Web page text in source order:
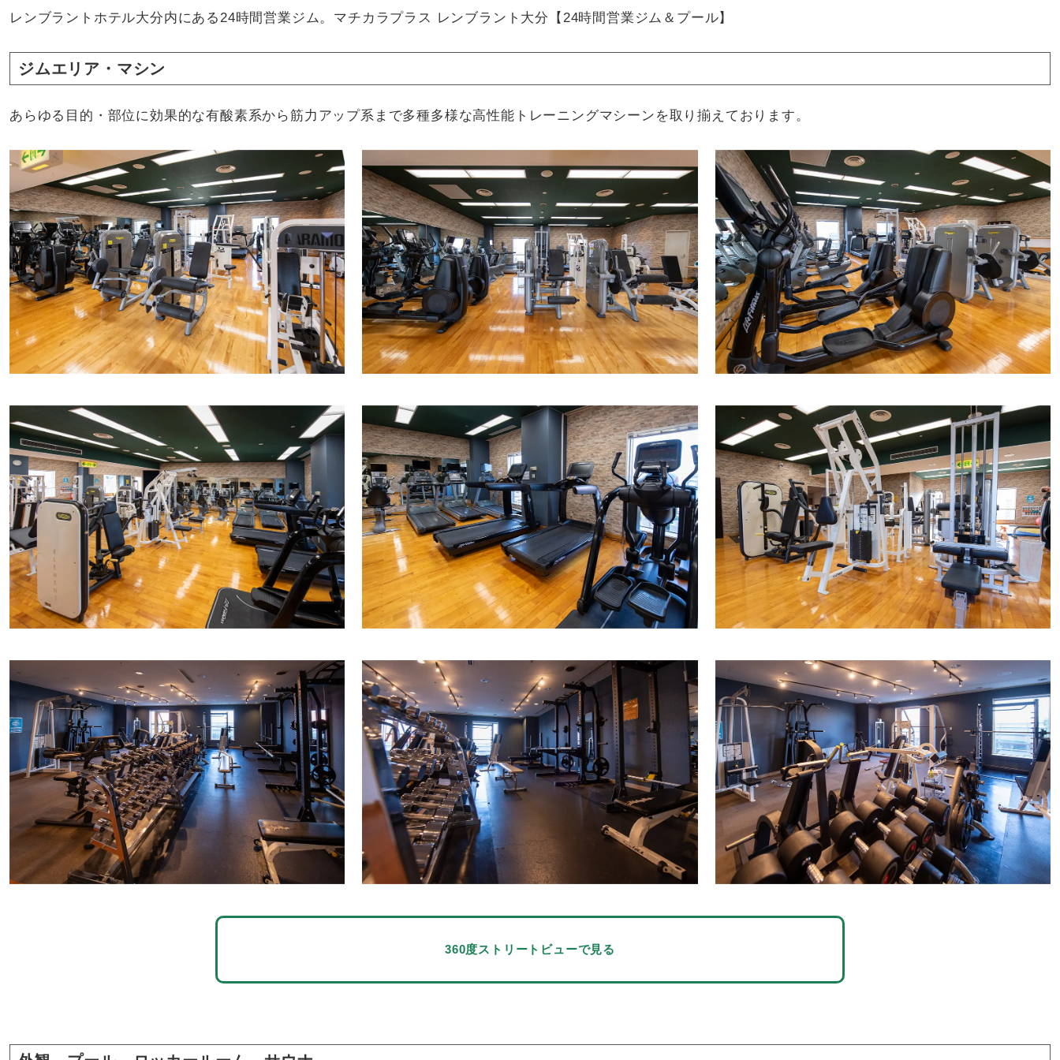
レンブラントホテル大分内にある24時間営業ジム。マチカラプラス レンブラント大分【24時間営業ジム＆プール】
ジムエリア・マシン
あらゆる目的・部位に効果的な有酸素系から筋力アップ系まで多種多様な高性能トレーニングマシーンを取り揃えております。
360度ストリートビューで見る